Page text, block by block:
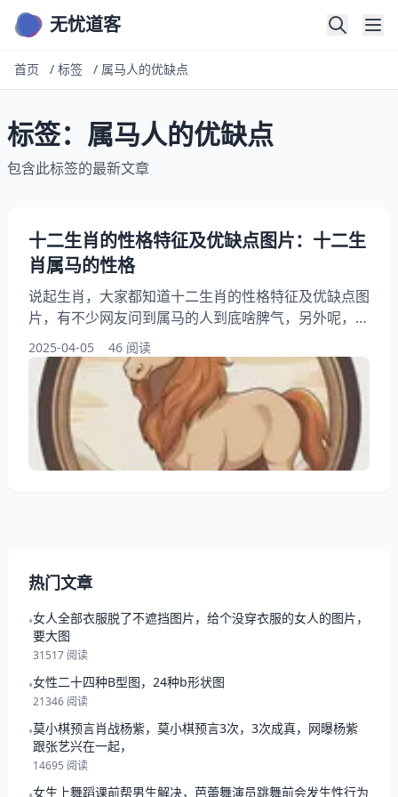
无忧道客
首页 / 标签 / 属马人的优缺点
标签：属马人的优缺点
包含此标签的最新文章
十二生肖的性格特征及优缺点图片：十二生
肖属马的性格
说起生肖，大家都知道十二生肖的性格特征及优缺点图
片，有不少网友问到属马的人到底啥脾气，另外呢，还
有读者想问为什么说马年出生的人特别，你想知道属马
的和什么属相合得来这是怎么一回事？其实呢属马人的
财运和事业运，下面就跟随小编一来看看十二生肖属马
的性格，希望能帮助到大家了解十二生肖性格！ 一、
十二生肖的性格特征及优缺点图片 咱先不说马，说说
生肖这回事儿。就像菜市场的青菜萝卜各有各的样
2025-04-05 46 阅读
热门文章
•女人全部衣服脱了不遮挡图片，给个没穿衣服的女人的图片，
要大图
31517 阅读
•女性二十四种B型图，24种b形状图
21346 阅读
•莫小棋预言肖战杨紫，莫小棋预言3次，3次成真，网曝杨紫
跟张艺兴在一起，
14695 阅读
女生上舞蹈课前帮男生解决，芭蕾舞演员跳舞前会发生性行为